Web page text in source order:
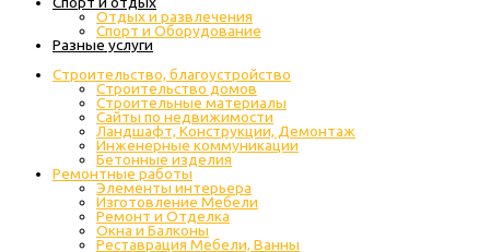
Отдых и развлечения
Спорт и Оборудование
Разные услуги
Строительство, благоустройство
Строительство домов
Строительные материалы
Сайты по недвижимости
Ландшафт, Конструкции, Демонтаж
Инженерные коммуникации
Бетонные изделия
Ремонтные работы
Элементы интерьера
Изготовление Мебели
Ремонт и Отделка
Окна и Балконы
Реставрация Мебели, Ванны